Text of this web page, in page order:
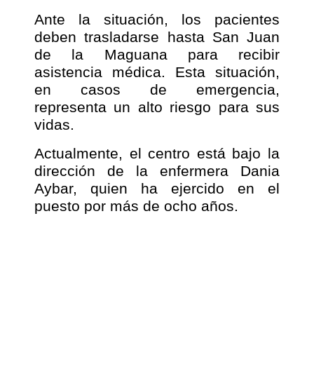
Ante la situación, los pacientes
deben trasladarse hasta San Juan
de la Maguana para recibir
asistencia médica. Esta situación,
en casos de emergencia,
representa un alto riesgo para sus
vidas.
Actualmente, el centro está bajo la
dirección de la enfermera Dania
Aybar, quien ha ejercido en el
puesto por más de ocho años.